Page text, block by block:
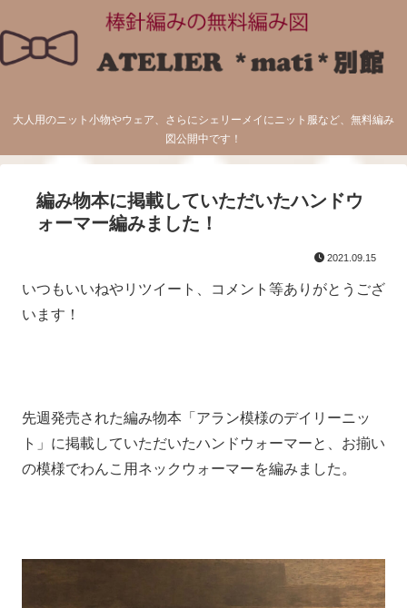
大人用のニット小物やウェア、さらにシェリーメイにニット服など、無料編み
図公開中です！
編み物本に掲載していただいたハンドウ
ォーマー編みました！
2021.09.15
いつもいいねやリツイート、コメント等ありがとうござ
います！
先週発売された編み物本「アラン模様のデイリーニッ
ト」に掲載していただいたハンドウォーマーと、お揃い
の模様でわんこ用ネックウォーマーを編みました。